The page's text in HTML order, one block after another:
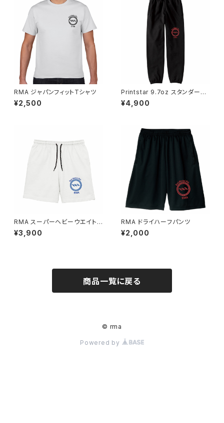
RMA ジャパンフィットTシャツ
¥2,500
Printstar 9.7oz スタンダード
スウェットパンツ ブラック
¥4,900
RMA スーパーヘビーウエイト
ハーフパンツ
¥3,900
RMA ドライハーフパンツ
¥2,000
商品一覧に戻る
© rma
Powered by